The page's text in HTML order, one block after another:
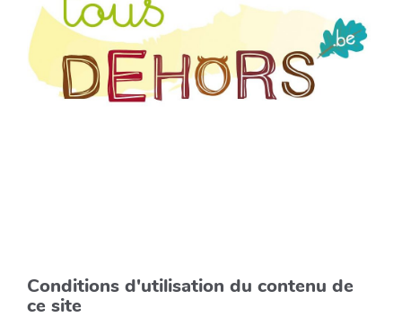
Conditions d'utilisation du contenu de
ce site